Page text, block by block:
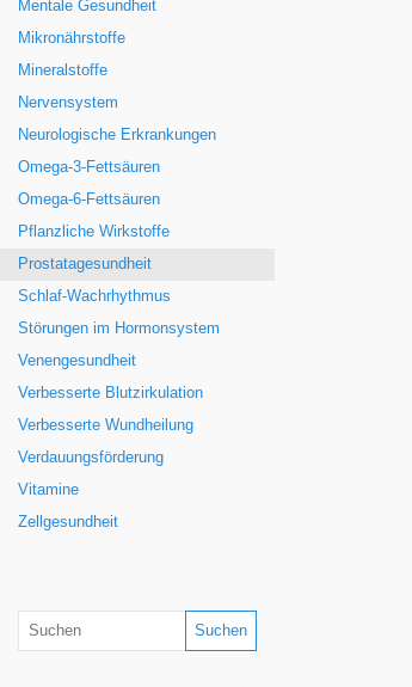
Mentale Gesundheit
Mikronährstoffe
Mineralstoffe
Nervensystem
Neurologische Erkrankungen
Omega-3-Fettsäuren
Omega-6-Fettsäuren
Pflanzliche Wirkstoffe
Prostatagesundheit
Schlaf-Wachrhythmus
Störungen im Hormonsystem
Venengesundheit
Verbesserte Blutzirkulation
Verbesserte Wundheilung
Verdauungsförderung
Vitamine
Zellgesundheit